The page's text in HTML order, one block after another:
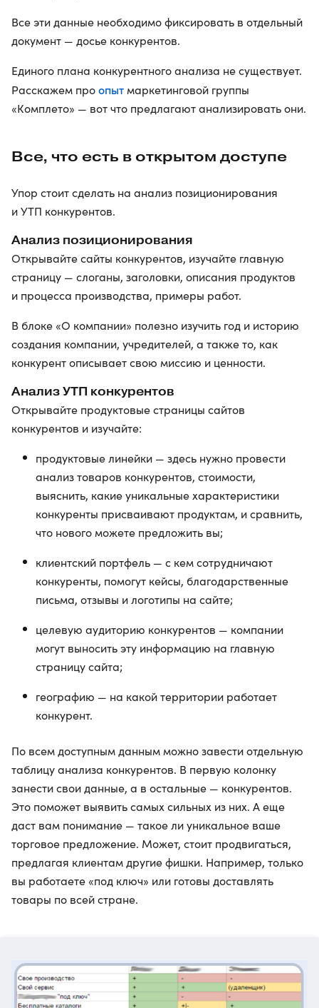
Все эти данные необходимо фиксировать в отдельный
документ — досье конкурентов.
Единого плана конкурентного анализа не существует.
Расскажем проопыт маркетинговой группы
«Комплето» — вот что предлагают анализировать они.
Все, что есть в открытом доступе
Упор стоит сделать на анализ позиционирования
и УТП конкурентов.
Анализ позиционирования
Открывайте сайты конкурентов, изучайте главную
страницу — слоганы, заголовки, описания продуктов
и процесса производства, примеры работ.
В блоке «О компании» полезно изучить год и историю
создания компании, учредителей, а также то, как
конкурент описывает свою миссию и ценности.
Анализ УТП конкурентов
Открывайте продуктовые страницы сайтов
конкурентов и изучайте:
продуктовые линейки — здесь нужно провести
анализ товаров конкурентов, стоимости,
выяснить, какие уникальные характеристики
конкуренты присваивают продуктам, и сравнить,
что нового можете предложить вы;
клиентский портфель — с кем сотрудничают
конкуренты, помогут кейсы, благодарственные
письма, отзывы и логотипы на сайте;
целевую аудиторию конкурентов — компании
могут выносить эту информацию на главную
страницу сайта;
географию — на какой территории работает
конкурент.
По всем доступным данным можно завести отдельную
таблицу анализа конкурентов. В первую колонку
занести свои данные, а в остальные — конкурентов.
Это поможет выявить самых сильных из них. А еще
даст вам понимание — такое ли уникальное ваше
торговое предложение. Может, стоит продвигаться,
предлагая клиентам другие фишки. Например, только
вы работаете «под ключ» или готовы доставлять
товары по всей стране.